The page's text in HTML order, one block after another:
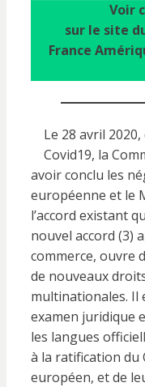
Voir
sur le site
France
Le 28 avril
Covid19, la
avoir conclu les
européenne et le
l’accord existant
nouvel accord (3)
commerce, ouvre
de nouveaux
multinationales. Il
examen juridique
les langues
à la ratification du
européen, et de